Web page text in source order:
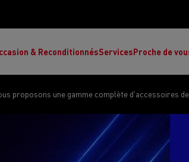
choisir son camion à énergie
& ReconditionnésServicesProche de
proposons une gamme complète d'accessoires